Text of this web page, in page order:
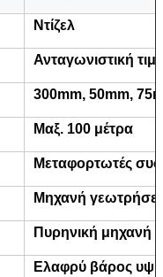
Ντίζελ
Ανταγωνιστική
300mm, 50mm,
Μαξ. 100 μέτρα
Μεταφορτωτές
Μηχανή
Πυρηνική μηχανή
Ελαφρύ βάρος